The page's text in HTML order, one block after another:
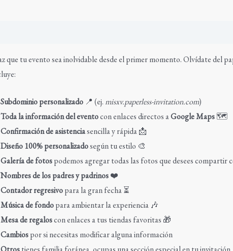
que tu evento sea inolvidable desde el primer momento. Olvídate del
Subdominio personalizado 📍 (ej.misxv.paperless-invitation.com)
Toda la información del eventocon enlaces directos aGoogle Maps🗺️
Confirmación de asistenciasencilla y rápida 📩
Diseño 100% personalizadosegún tu estilo 🎨
Galería de fotospodemos agregar todas las fotos que desees compartir
Nombres de los padres y padrinos❤️
Contador regresivopara la gran fecha ⏳
Música de fondopara ambientar la experiencia 🎶
Mesa de regaloscon enlaces a tus tiendas favoritas 🎁
Cambiospor si necesitas modificar alguna información